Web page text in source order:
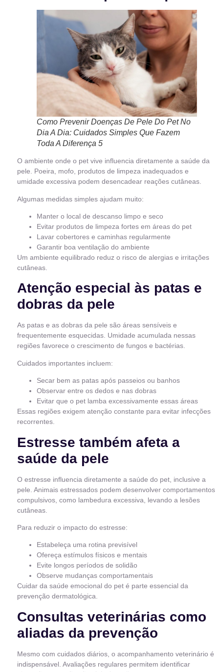
Como Prevenir Doenças De Pele Do Pet No
Dia A Dia: Cuidados Simples Que Fazem
Toda A Diferença 5
O ambiente onde o pet vive influencia diretamente a saúde da
pele. Poeira, mofo, produtos de limpeza inadequados e
umidade excessiva podem desencadear reações cutâneas.
Algumas medidas simples ajudam muito:
Manter o local de descanso limpo e seco
Evitar produtos de limpeza fortes em áreas do pet
Lavar cobertores e caminhas regularmente
Garantir boa ventilação do ambiente
Um ambiente equilibrado reduz o risco de alergias e irritações
cutâneas.
Atenção especial às patas e
dobras da pele
As patas e as dobras da pele são áreas sensíveis e
frequentemente esquecidas. Umidade acumulada nessas
regiões favorece o crescimento de fungos e bactérias.
Cuidados importantes incluem:
Secar bem as patas após passeios ou banhos
Observar entre os dedos e nas dobras
Evitar que o pet lamba excessivamente essas áreas
Essas regiões exigem atenção constante para evitar infecções
recorrentes.
Estresse também afeta a
saúde da pele
O estresse influencia diretamente a saúde do pet, inclusive a
pele. Animais estressados podem desenvolver comportamentos
compulsivos, como lambedura excessiva, levando a lesões
cutâneas.
Para reduzir o impacto do estresse:
Estabeleça uma rotina previsível
Ofereça estímulos físicos e mentais
Evite longos períodos de solidão
Observe mudanças comportamentais
Cuidar da saúde emocional do pet é parte essencial da
prevenção dermatológica.
Consultas veterinárias como
aliadas da prevenção
Mesmo com cuidados diários, o acompanhamento veterinário é
indispensável. Avaliações regulares permitem identificar